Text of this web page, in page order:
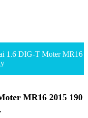
1.6 DIG-T Moter MR16
MR16 2015 190